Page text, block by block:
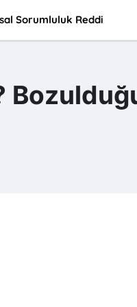
Sorumluluk Reddi